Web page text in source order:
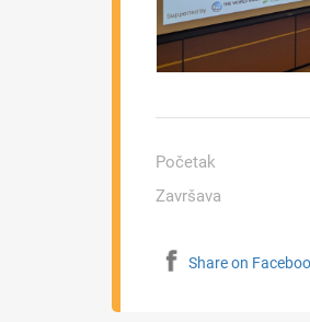
Početak
Završava
Share on